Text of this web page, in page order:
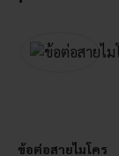
ข้อต่อสายไมโคร